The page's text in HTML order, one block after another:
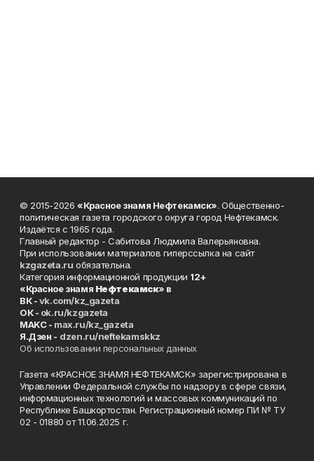
© 2015-2026 «Красное знамя Нефтекамск». Общественно-
политическая газета городского округа город Нефтекамск.
Издаётся с 1965 года.
Главный редактор - Сабитова Людмила Валерьяновна.
При использовании материалов гиперссылка на сайт
kzgazeta.ru обязательна.
Категория информационной продукции 12+
«Красное знамя Нефтекамск» в
ВК -vk.com/kz_gazeta
ОК - ok.ru/kzgazeta
MAKC - max.ru/kz_gazeta
Я.Дзен - dzen.ru/neftekamskkz
Об использовании персональных данных
Газета «КРАСНОЕ ЗНАМЯ НЕФТЕКАМСК» зарегистрирована в
Управлении Федеральной службы по надзору в сфере связи,
информационных технологий и массовых коммуникаций по
Республике Башкортостан. Регистрационный номер ПИ № ТУ
02 - 01880 от 11.06.2025 г.